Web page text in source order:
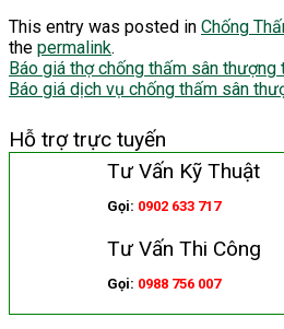
This entry was posted in Chống
the permalink.
Báo giá thợ chống thấm sân thượng
Báo giá dịch vụ chống thấm sân
Hỗ trợ trực tuyến
Tư Vấn Kỹ Thuật
Gọi: 0902 633 717
Tư Vấn Thi Công
Gọi: 0988 756 007